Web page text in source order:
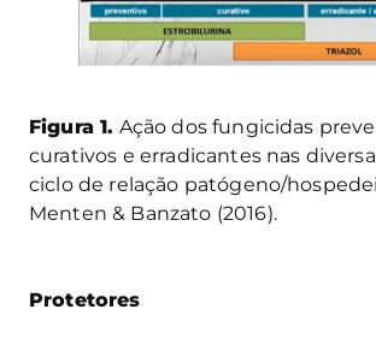
Figura 1. Ação dos fungicidas
curativos e erradicantes nas
ciclo de relação patógeno/
Menten & Banzato (2016).
Protetores